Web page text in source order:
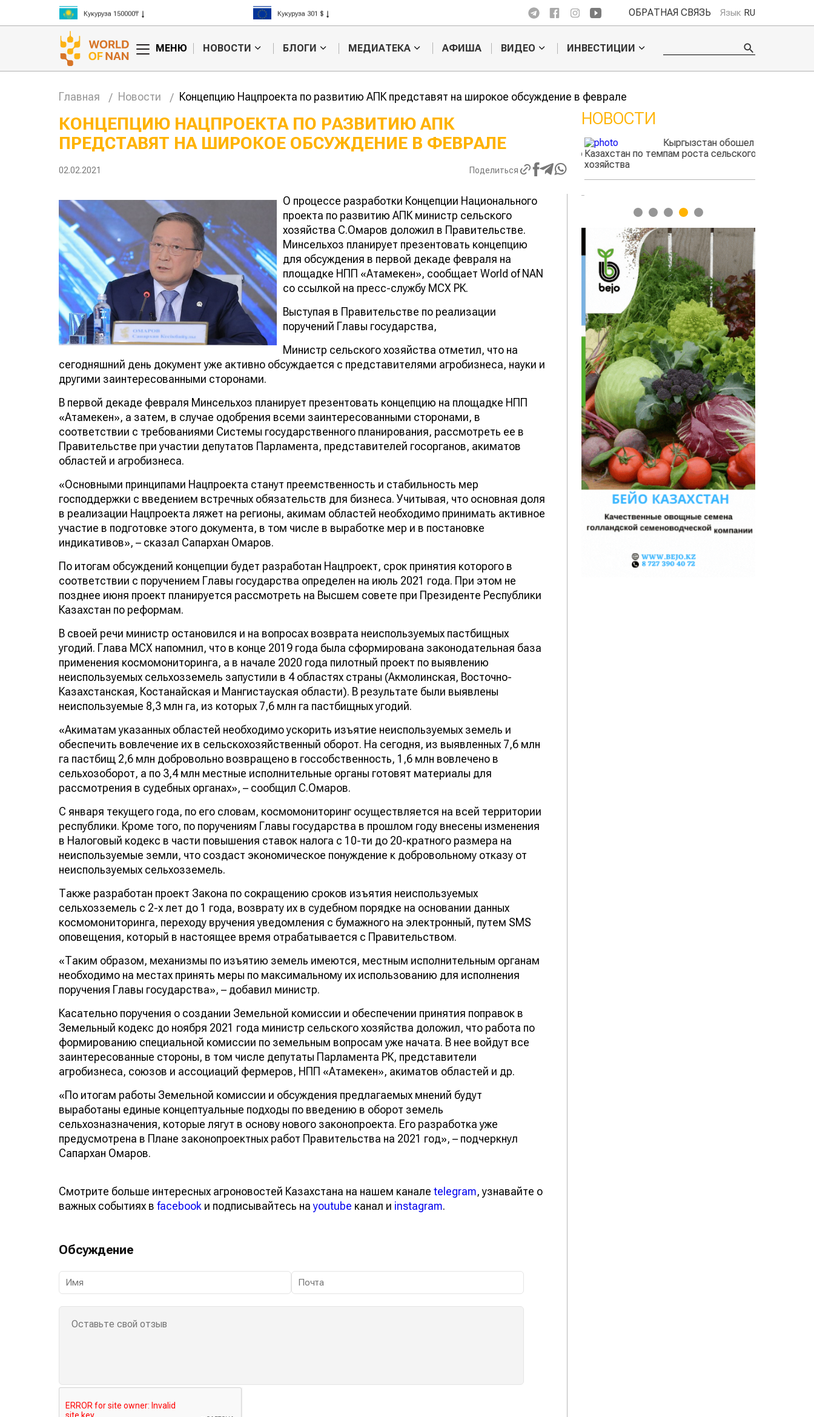
Кукуруза 150000₸
Рис 300000₸
Пшеница 3 класс 125000₸
Кукуруза 301 $
Рис 408 $
ОБРАТНАЯ СВЯЗЬ Язык RU
МЕНЮ НОВОСТИ БЛОГИ МЕДИАТЕКА АФИША ВИДЕО ИНВЕСТИЦИИ
Главная Новости Концепцию Нацпроекта по развитию АПК представят на широкое обсуждение в феврале
КОНЦЕПЦИЮ НАЦПРОЕКТА ПО РАЗВИТИЮ АПК
ПРЕДСТАВЯТ НА ШИРОКОЕ ОБСУЖДЕНИЕ В ФЕВРАЛЕ
02.02.2021 Поделиться
О процессе разработки Концепции Национального
проекта по развитию АПК министр сельского
хозяйства С.Омаров доложил в Правительстве.
Минсельхоз планирует презентовать концепцию
для обсуждения в первой декаде февраля на
площадке НПП «Атамекен», сообщает World of NAN
со ссылкой на пресс-службу МСХ РК.
Выступая в Правительстве по реализации
поручений Главы государства,
Министр сельского хозяйства отметил, что на
сегодняшний день документ уже активно обсуждается с представителями агробизнеса, науки и
другими заинтересованными сторонами.
В первой декаде февраля Минсельхоз планирует презентовать концепцию на площадке НПП
«Атамекен», а затем, в случае одобрения всеми заинтересованными сторонами, в
соответствии с требованиями Системы государственного планирования, рассмотреть ее в
Правительстве при участии депутатов Парламента, представителей госорганов, акиматов
областей и агробизнеса.
«Основными принципами Нацпроекта станут преемственность и стабильность мер
господдержки с введением встречных обязательств для бизнеса. Учитывая, что основная доля
в реализации Нацпроекта ляжет на регионы, акимам областей необходимо принимать активное
участие в подготовке этого документа, в том числе в выработке мер и в постановке
индикативов», – сказал Сапархан Омаров.
По итогам обсуждений концепции будет разработан Нацпроект, срок принятия которого в
соответствии с поручением Главы государства определен на июль 2021 года. При этом не
позднее июня проект планируется рассмотреть на Высшем совете при Президенте Республики
Казахстан по реформам.
В своей речи министр остановился и на вопросах возврата неиспользуемых пастбищных
угодий. Глава МСХ напомнил, что в конце 2019 года была сформирована законодательная база
применения космомониторинга, а в начале 2020 года пилотный проект по выявлению
неиспользуемых сельхозземель запустили в 4 областях страны (Акмолинская, Восточно-
Казахстанская, Костанайская и Мангистауская области). В результате были выявлены
неиспользуемые 8,3 млн га, из которых 7,6 млн га пастбищных угодий.
«Акиматам указанных областей необходимо ускорить изъятие неиспользуемых земель и
обеспечить вовлечение их в сельскохозяйственный оборот. На сегодня, из выявленных 7,6 млн
га пастбищ 2,6 млн добровольно возвращено в госсобственность, 1,6 млн вовлечено в
сельхозоборот, а по 3,4 млн местные исполнительные органы готовят материалы для
рассмотрения в судебных органах», – сообщил С.Омаров.
С января текущего года, по его словам, космомониторинг осуществляется на всей территории
республики. Кроме того, по поручениям Главы государства в прошлом году внесены изменения
в Налоговый кодекс в части повышения ставок налога с 10-ти до 20-кратного размера на
неиспользуемые земли, что создаст экономическое понуждение к добровольному отказу от
неиспользуемых сельхозземель.
Также разработан проект Закона по сокращению сроков изъятия неиспользуемых
сельхозземель с 2-х лет до 1 года, возврату их в судебном порядке на основании данных
космомониторинга, переходу вручения уведомления с бумажного на электронный, путем SMS
оповещения, который в настоящее время отрабатывается с Правительством.
«Таким образом, механизмы по изъятию земель имеются, местным исполнительным органам
необходимо на местах принять меры по максимальному их использованию для исполнения
поручения Главы государства», – добавил министр.
Касательно поручения о создании Земельной комиссии и обеспечении принятия поправок в
Земельный кодекс до ноября 2021 года министр сельского хозяйства доложил, что работа по
формированию специальной комиссии по земельным вопросам уже начата. В нее войдут все
заинтересованные стороны, в том числе депутаты Парламента РК, представители
агробизнеса, союзов и ассоциаций фермеров, НПП «Атамекен», акиматов областей и др.
«По итогам работы Земельной комиссии и обсуждения предлагаемых мнений будут
выработаны единые концептуальные подходы по введению в оборот земель
сельхозназначения, которые лягут в основу нового законопроекта. Его разработка уже
предусмотрена в Плане законопроектных работ Правительства на 2021 год», – подчеркнул
Сапархан Омаров.
Смотрите больше интересных агроновостей Казахстана на нашем канале telegram, узнавайте о
важных событиях в facebook и подписывайтесь наyoutube канал и instagram.
Обсуждение
НОВОСТИ
Жара в Китае может
поднять цены на
зерно
Казахстанское
Картофельные
жука будут выжигать
лазером
Кыргызстан обошел
Казахстан по темпам роста сельского
хозяйства
1 2 3 4 5